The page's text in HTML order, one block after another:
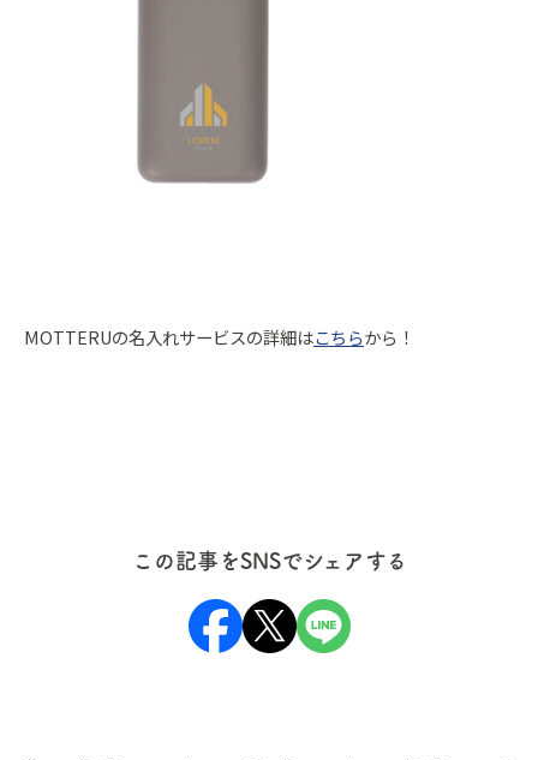
MOTTERUの名入れサービスの詳細はこちらから！
この記事をSNSでシェアする